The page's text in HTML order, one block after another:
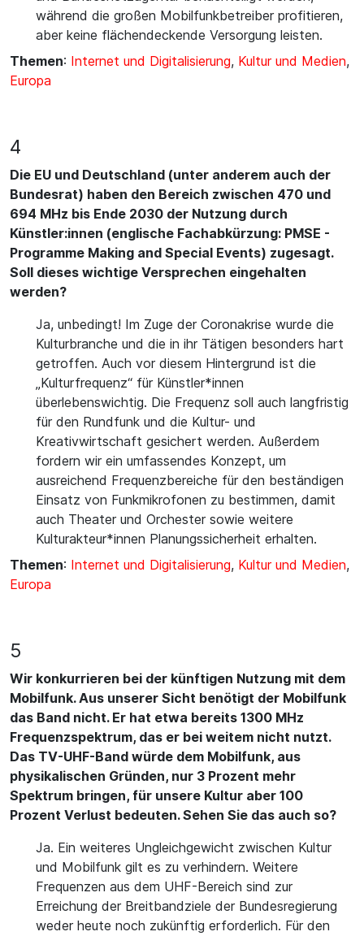
während die großen Mobilfunkbetreiber profitieren,
aber keine flächendeckende Versorgung leisten.
Themen: Internet und Digitalisierung, Kultur und Medien,
Europa
4
Die EU und Deutschland (unter anderem auch der
Bundesrat) haben den Bereich zwischen 470 und
694 MHz bis Ende 2030 der Nutzung durch
Künstler:innen (englische Fachabkürzung: PMSE -
Programme Making and Special Events) zugesagt.
Soll dieses wichtige Versprechen eingehalten
werden?
Ja, unbedingt! Im Zuge der Coronakrise wurde die
Kulturbranche und die in ihr Tätigen besonders hart
getroffen. Auch vor diesem Hintergrund ist die
„Kulturfrequenz“ für Künstler*innen
überlebenswichtig. Die Frequenz soll auch langfristig
für den Rundfunk und die Kultur- und
Kreativwirtschaft gesichert werden. Außerdem
fordern wir ein umfassendes Konzept, um
ausreichend Frequenzbereiche für den beständigen
Einsatz von Funkmikrofonen zu bestimmen, damit
auch Theater und Orchester sowie weitere
Kulturakteur*innen Planungssicherheit erhalten.
Themen: Internet und Digitalisierung, Kultur und Medien,
Europa
5
Wir konkurrieren bei der künftigen Nutzung mit dem
Mobilfunk. Aus unserer Sicht benötigt der Mobilfunk
das Band nicht. Er hat etwa bereits 1300 MHz
Frequenzspektrum, das er bei weitem nicht nutzt.
Das TV-UHF-Band würde dem Mobilfunk, aus
physikalischen Gründen, nur 3 Prozent mehr
Spektrum bringen, für unsere Kultur aber 100
Prozent Verlust bedeuten. Sehen Sie das auch so?
Ja. Ein weiteres Ungleichgewicht zwischen Kultur
und Mobilfunk gilt es zu verhindern. Weitere
Frequenzen aus dem UHF-Bereich sind zur
Erreichung der Breitbandziele der Bundesregierung
weder heute noch zukünftig erforderlich. Für den